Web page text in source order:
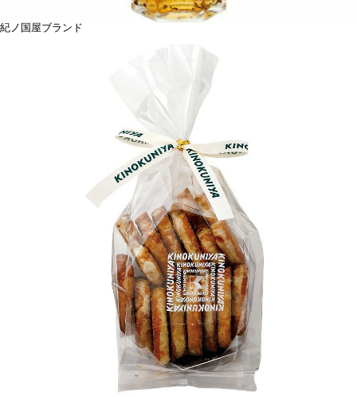
紀ノ国屋ブランド